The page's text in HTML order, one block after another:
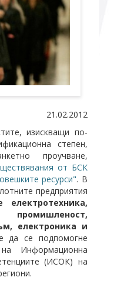
Абонирайте се!
21.02.2012
изискващи по-
степен,
проучване,
от БСК
ресурси". В
предприятия
електротехника,
електроника и
да се подпомогне
Информационна
(ИСОК) на